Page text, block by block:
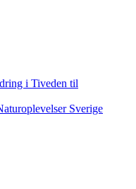
i Tiveden til
Sverige